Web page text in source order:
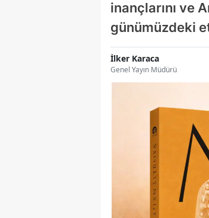
inançlarını ve
günümüzdeki
İlker Karaca
Genel Yayın Müdürü